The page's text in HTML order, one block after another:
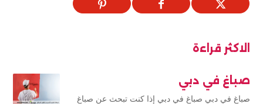
الاكثر قراءة
صباغ في دبي
صباغ في دبي صباغ في دبي إذا كنت تبحث عن صباغ